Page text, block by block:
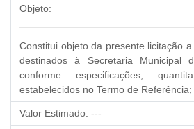
Objeto:
Constitui objeto da presente licitação a
destinados à Secretaria Municipal
conforme especificações,
estabelecidos no Termo de Referência;
Valor Estimado: ---